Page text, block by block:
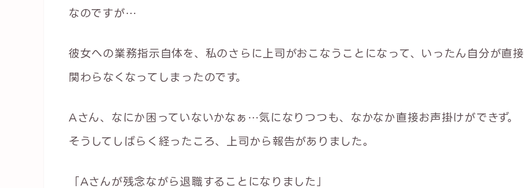
なのですが…
彼女への業務指示自体を、私のさらに上司がおこなうことになって、いったん自分が直接
関わらなくなってしまったのです。
Aさん、なにか困っていないかなぁ…気になりつつも、なかなか直接お声掛けができず。
そうしてしばらく経ったころ、上司から報告がありました。
「Aさんが残念ながら退職することになりました」